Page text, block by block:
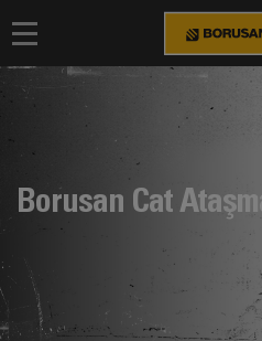
Borusan Cat